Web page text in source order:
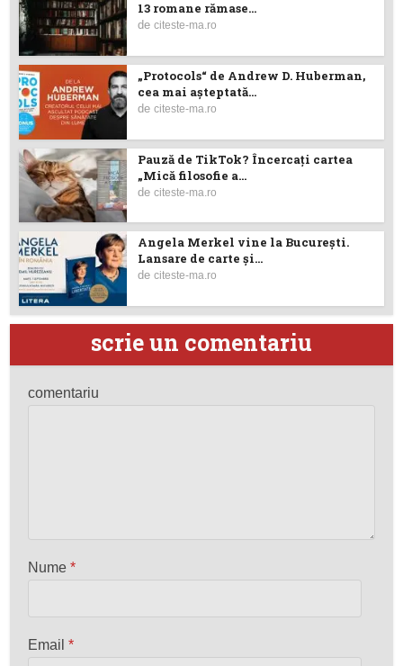
13 romane rămase...
deciteste-ma.ro
„Protocols“ de Andrew D. Huberman,
cea mai așteptată...
deciteste-ma.ro
Pauză de TikTok? Încercaţi cartea
„Mică filosofie a...
deciteste-ma.ro
Angela Merkel vine la București.
Lansare de carte şi...
deciteste-ma.ro
scrie un comentariu
comentariu
Nume*
Email*